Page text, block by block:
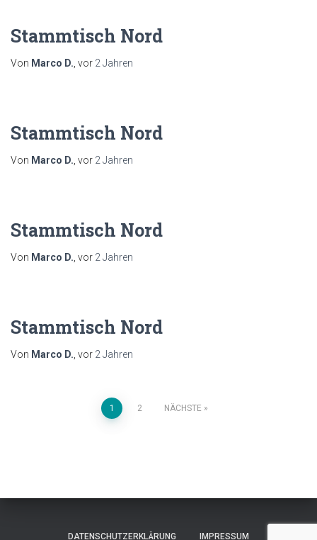
Stammtisch Nord
Von Marco D. , vor 2 Jahren
Stammtisch Nord
Von Marco D. , vor 2 Jahren
Stammtisch Nord
Von Marco D. , vor 2 Jahren
Stammtisch Nord
Von Marco D. , vor 2 Jahren
Seitennummerierung
1 2 NÄCHSTE
DATENSCHUTZERKLÄRUNG IMPRESSUM